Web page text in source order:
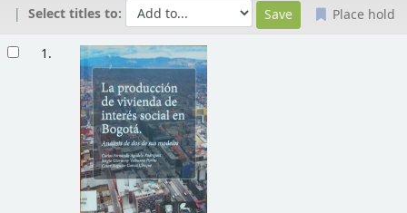
Select titles to:
Place hold
1.